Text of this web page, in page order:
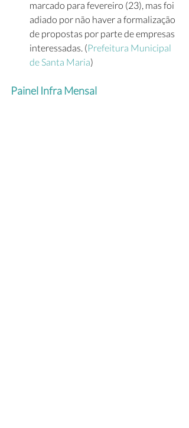
marcado para fevereiro (23), mas foi
adiado por não haver a formalização
de propostas por parte de empresas
interessadas. (Prefeitura Municipal
de Santa Maria)
Painel Infra Mensal